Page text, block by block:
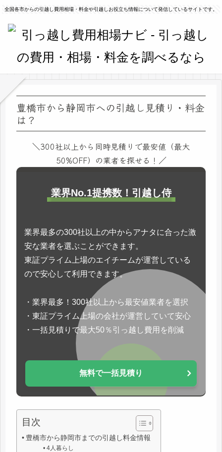
全国各市からの引越し費用相場・料金や引越しお役立ち情報について発信しているサイトです。
豊橋市から静岡市への引越し見積り・料金
は？
＼300社以上から同時見積りで最安値（最大
50%OFF）の業者を探せる！／
業界No.1提携数！引越し侍
業界最多の300社以上の中からアナタに合った激
安な業者を選ぶことができます。
東証プライム上場のエイチームが運営している
ので安心して利用できます。
・業界最多！300社以上から最安値業者を選択
・東証プライム上場の会社が運営していて安心
・一括見積りで最大50％引っ越し費用を削減
無料で一括見積り
目次
豊橋市から静岡市までの引越し料金情報
4人暮らし